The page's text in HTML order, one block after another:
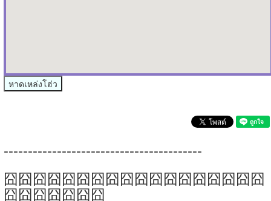
หาดเหล่งโฮ่ว
-----------------------------------------
囧囧囧囧囧囧囧囧囧囧囧囧囧囧囧囧囧囧
囧囧囧囧囧囧囧